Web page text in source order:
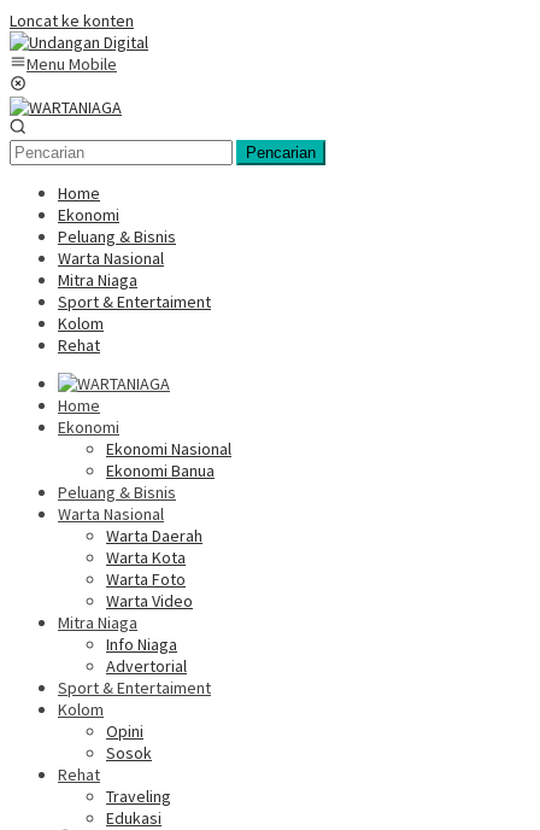
Loncat ke konten
Menu Mobile
Pencarian
Home
Ekonomi
Peluang & Bisnis
Warta Nasional
Mitra Niaga
Sport & Entertaiment
Kolom
Rehat
Home
Ekonomi
Ekonomi Nasional
Ekonomi Banua
Peluang & Bisnis
Warta Nasional
Warta Daerah
Warta Kota
Warta Foto
Warta Video
Mitra Niaga
Info Niaga
Advertorial
Sport & Entertaiment
Kolom
Opini
Sosok
Rehat
Traveling
Edukasi